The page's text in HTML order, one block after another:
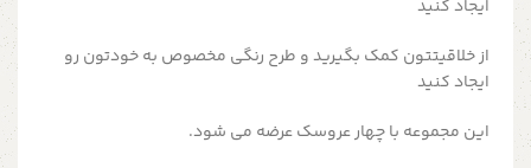
ایجاد کنید
از خلاقیتتون کمک بگیرید و طرح رنگی مخصوص به خودتون رو
ایجاد کنید
این مجموعه با چهار عروسک عرضه می شود.